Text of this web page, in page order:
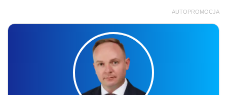
AUTOPROMOCJA